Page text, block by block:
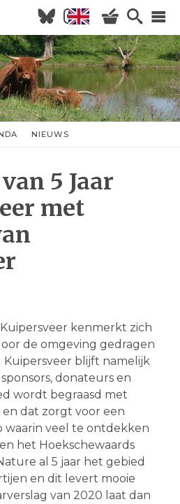
NIEUWS
5 Jaar
met
kenmerkt zich
de omgeving gedragen
blijft namelijk
donateurs en
wordt begraasd met
dat zorgt voor een
waarin veel te ontdekken
het Hoekschewaards
al 5 jaar het gebied
en dit levert mooie
van 2020 laat dan